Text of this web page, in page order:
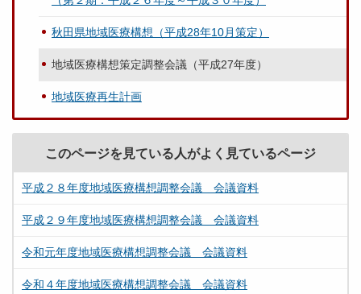
秋田県地域医療構想（平成28年10月策定）
地域医療構想策定調整会議（平成27年度）
地域医療再生計画
このページを見ている人がよく見ているページ
平成２８年度地域医療構想調整会議 会議資料
平成２９年度地域医療構想調整会議 会議資料
令和元年度地域医療構想調整会議 会議資料
令和４年度地域医療構想調整会議 会議資料